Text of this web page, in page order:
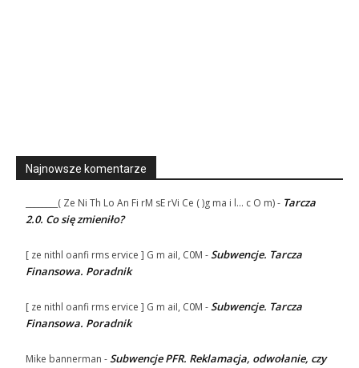
Najnowsze komentarze
________( Ze Ni Th Lo An Fi rM sE rVi Ce ( )g ma i l... c O m)- Tarcza
2.0. Co się zmieniło?
[ ze nithl oanfi rms ervice ] G m aiI, C0M -Subwencje. Tarcza
Finansowa. Poradnik
[ ze nithl oanfi rms ervice ] G m aiI, C0M -Subwencje. Tarcza
Finansowa. Poradnik
Mike bannerman -Subwencje PFR. Reklamacja, odwołanie, czy